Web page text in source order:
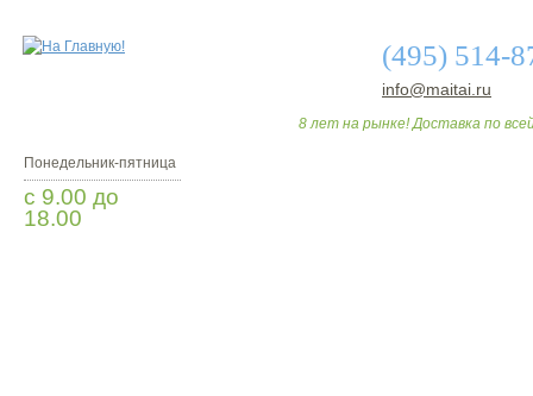
(495) 514-
info@maitai.ru
8 лет на рынке! Доставка по
Понедельник-пятница
с 9.00 до
18.00